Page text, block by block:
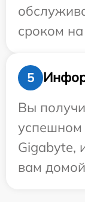
сроком
5
Вы
успешном
Gigabyte,
вам